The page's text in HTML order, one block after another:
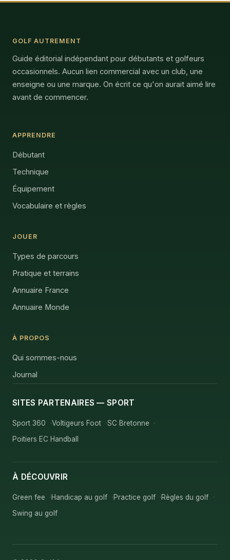
GOLF AUTREMENT
Guide éditorial indépendant pour débutants et golfeurs
occasionnels. Aucun lien commercial avec un club, une
enseigne ou une marque. On écrit ce qu'on aurait aimé lire
avant de commencer.
APPRENDRE
Débutant
Technique
Équipement
Vocabulaire et règles
JOUER
Types de parcours
Pratique et terrains
Annuaire France
Annuaire Monde
À PROPOS
Qui sommes-nous
Journal
SITES PARTENAIRES — SPORT
Sport 360 Voltigeurs Foot
SC Bretonne
Poitiers EC Handball
À DÉCOUVRIR
Green fee Handicap au golf Practice golf
Règles du golf
Swing au golf